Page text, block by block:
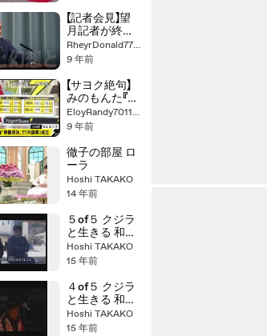
【記者会見】望
月記者が終始
大暴れ！怒る
菅長官に助っ
者参戦w「東京
新聞の支持率
が民進党と似
てるw」それで
も怯まない望
月！【真実と幻
想と】
RheyrDonald7762652
9 年前
【サヨク絶句】
みのもんた『よ
るバズ』共謀罪
世論調査の結
凍りつく珍事
発生。国民と
の意識の乖離
が露呈 中道
CH
EloyRandy70117922
9 年前
徹子の部屋 ロ
ーラ
Hoshi TAKAKO
14 年前
５of５ クジラ
と生きる 和歌
山県太地町
Hoshi TAKAKO
15 年前
４of５ クジラ
と生きる 和歌
山県太地町
Hoshi TAKAKO
15 年前